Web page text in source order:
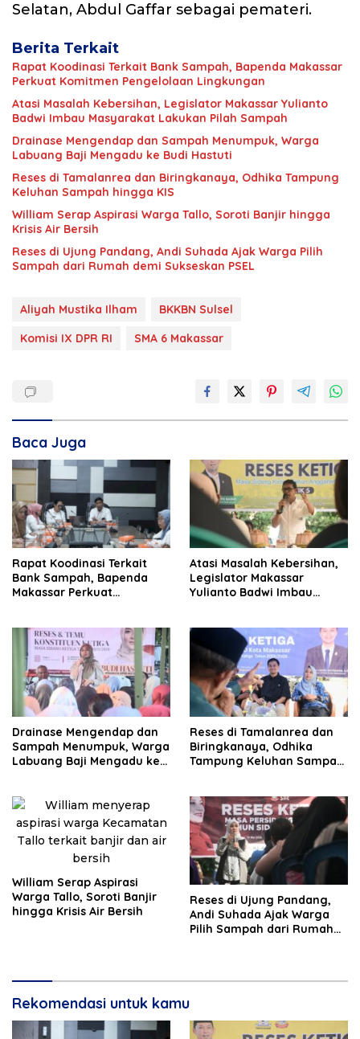
Selatan, Abdul Gaffar sebagai pemateri.
Berita Terkait
Rapat Koodinasi Terkait Bank Sampah, Bapenda Makassar
Perkuat Komitmen Pengelolaan Lingkungan
Atasi Masalah Kebersihan, Legislator Makassar Yulianto
Badwi Imbau Masyarakat Lakukan Pilah Sampah
Drainase Mengendap dan Sampah Menumpuk, Warga
Labuang Baji Mengadu ke Budi Hastuti
Reses di Tamalanrea dan Biringkanaya, Odhika Tampung
Keluhan Sampah hingga KIS
William Serap Aspirasi Warga Tallo, Soroti Banjir hingga
Krisis Air Bersih
Reses di Ujung Pandang, Andi Suhada Ajak Warga Pilih
Sampah dari Rumah demi Sukseskan PSEL
Aliyah Mustika Ilham
BKKBN Sulsel
Komisi IX DPR RI
SMA 6 Makassar
Baca Juga
Rapat Koodinasi Terkait
Bank Sampah, Bapenda
Makassar Perkuat
Atasi Masalah Kebersihan,
Legislator Makassar
Yulianto Badwi Imbau
Drainase Mengendap dan
Sampah Menumpuk, Warga
Labuang Baji Mengadu ke
Reses di Tamalanrea dan
Biringkanaya, Odhika
Tampung Keluhan Sampah
William Serap Aspirasi
Warga Tallo, Soroti Banjir
hingga Krisis Air Bersih
Reses di Ujung Pandang,
Andi Suhada Ajak Warga
Pilih Sampah dari Rumah
Rekomendasi untuk kamu